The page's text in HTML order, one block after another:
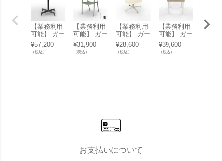
【業務利用
可能】 ガー
デンテーブ
ル 屋外 「R
esol Sputni
¥57,200
（税込）
【業務利用
可能】 ガー
デンチェア
屋外 「Res
ol Toledo AI
¥31,900
（税込）
【業務利用
可能】 ガー
デンテーブ
ル 屋外 「R
esol BINI
¥28,600
（税込）
【業務利用
可能】 ガー
デンテーブ
ル 屋外 「R
esol Noa
¥39,600
（税込）
【業
お支払いについて